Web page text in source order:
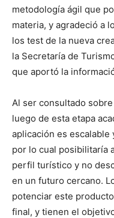
metodología ágil que
materia, y agradeció a
los test de la nueva
la Secretaría de
que aportó la
Al ser consultado
luego de esta etapa
aplicación es escalable
por lo cual posibilitaría
perfil turístico y no
en un futuro cercano.
potenciar este
final, y tienen el